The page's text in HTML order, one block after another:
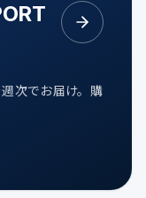
次でお届け。購